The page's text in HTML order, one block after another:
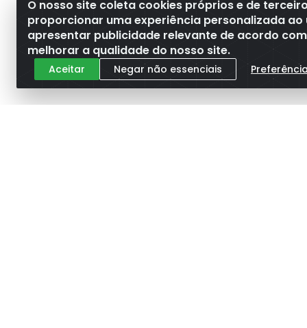
O nosso site coleta cookies próprios e de
proporcionar uma experiência personalizada ao
apresentar publicidade relevante de acordo
melhorar a qualidade do nosso site.
Aceitar Negar não essenciais